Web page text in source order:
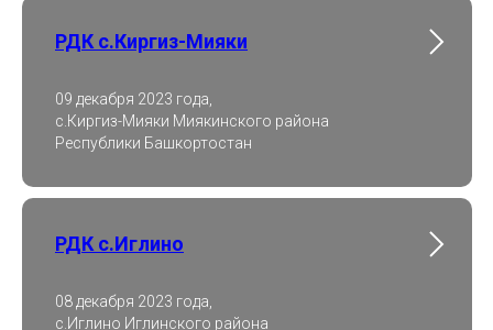
РДК с.Киргиз-Мияки
09 декабря 2023 года,
с.Киргиз-Мияки Миякинского района
Республики Башкортостан
РДК с.Иглино
08 декабря 2023 года,
с.Иглино Иглинского района